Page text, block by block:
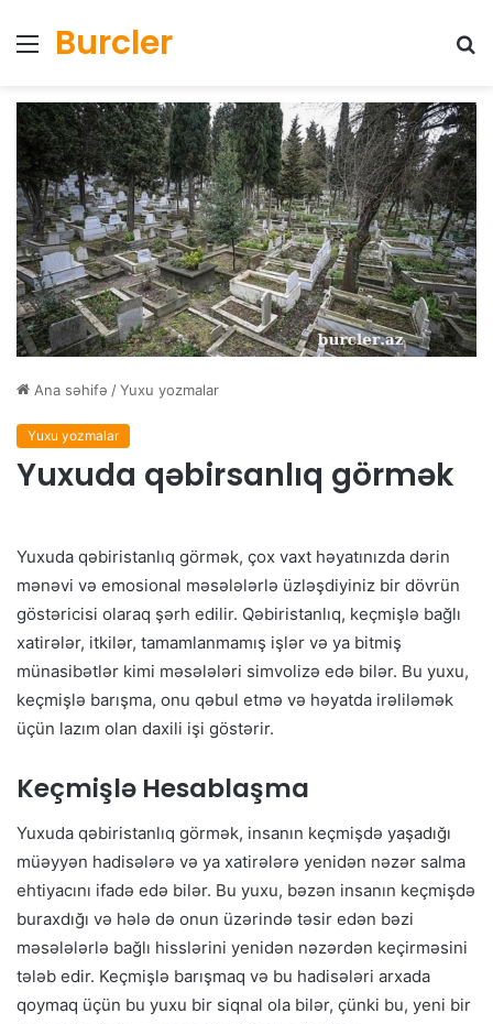
Menyu
Burcler
Ana səhifə /Yuxu yozmalar
Yuxu yozmalar
Yuxuda qəbirsanlıq görmək
Yuxuda qəbiristanlıq görmək, çox vaxt həyatınızda dərin
mənəvi və emosional məsələlərlə üzləşdiyiniz bir dövrün
göstəricisi olaraq şərh edilir. Qəbiristanlıq, keçmişlə bağlı
xatirələr, itkilər, tamamlanmamış işlər və ya bitmiş
münasibətlər kimi məsələləri simvolizə edə bilər. Bu yuxu,
keçmişlə barışma, onu qəbul etmə və həyatda irəliləmək
üçün lazım olan daxili işi göstərir.
Keçmişlə Hesablaşma
Yuxuda qəbiristanlıq görmək, insanın keçmişdə yaşadığı
müəyyən hadisələrə və ya xatirələrə yenidən nəzər salma
ehtiyacını ifadə edə bilər. Bu yuxu, bəzən insanın keçmişdə
buraxdığı və hələ də onun üzərində təsir edən bəzi
məsələlərlə bağlı hisslərini yenidən nəzərdən keçirməsini
tələb edir. Keçmişlə barışmaq və bu hadisələri arxada
qoymaq üçün bu yuxu bir siqnal ola bilər, çünki bu, yeni bir